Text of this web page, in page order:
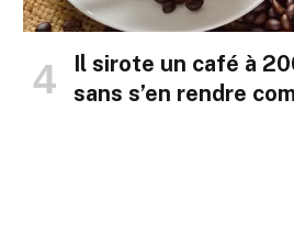
Il sirote un café à
sans s’en rendre